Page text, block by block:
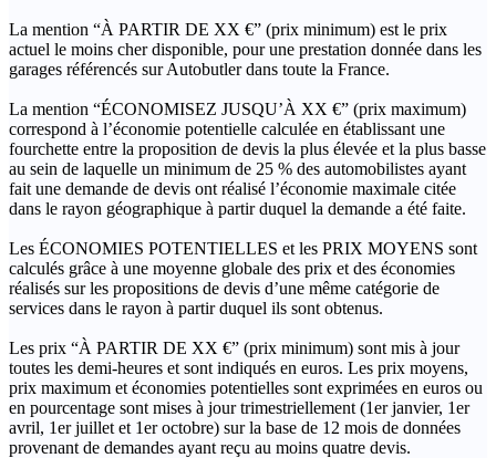
La mention “À PARTIR DE XX €” (prix minimum) est le prix
actuel le moins cher disponible, pour une prestation donnée dans les
garages référencés sur Autobutler dans toute la France.
La mention “ÉCONOMISEZ JUSQU’À XX €” (prix maximum)
correspond à l’économie potentielle calculée en établissant une
fourchette entre la proposition de devis la plus élevée et la plus basse
au sein de laquelle un minimum de 25 % des automobilistes ayant
fait une demande de devis ont réalisé l’économie maximale citée
dans le rayon géographique à partir duquel la demande a été faite.
Les ÉCONOMIES POTENTIELLES et les PRIX MOYENS sont
calculés grâce à une moyenne globale des prix et des économies
réalisés sur les propositions de devis d’une même catégorie de
services dans le rayon à partir duquel ils sont obtenus.
Les prix “À PARTIR DE XX €” (prix minimum) sont mis à jour
toutes les demi-heures et sont indiqués en euros. Les prix moyens,
prix maximum et économies potentielles sont exprimées en euros ou
en pourcentage sont mises à jour trimestriellement (1er janvier, 1er
avril, 1er juillet et 1er octobre) sur la base de 12 mois de données
provenant de demandes ayant reçu au moins quatre devis.